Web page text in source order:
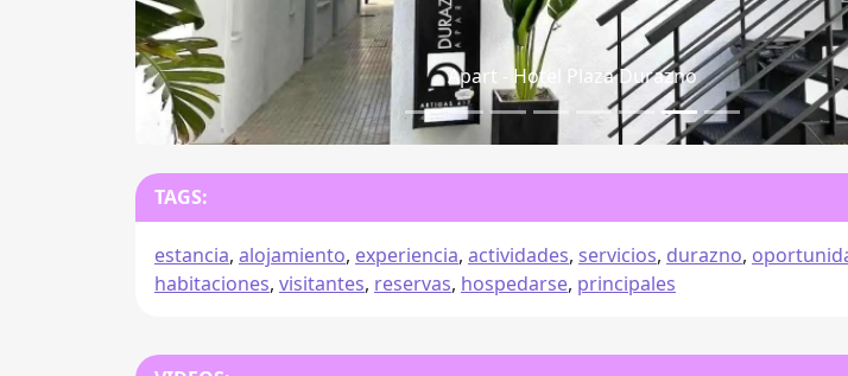
Apart - Hotel Plaza De Los Visitantes
TAGS:
estancia, alojamiento, experiencia, actividades, servicios, durazno,
habitaciones, visitantes, reservas, hospedarse, principales